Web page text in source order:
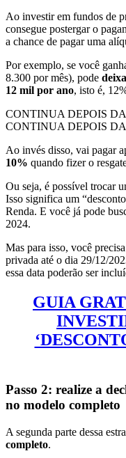
Ao investir em fundos de
consegue postergar o
a chance de pagar uma
Por exemplo, se você
8.300 por mês), pode
12 mil por ano, isto é,
CONTINUA DEPOIS
CONTINUA DEPOIS
Ao invés disso, vai pagar
10% quando fizer o
Ou seja, é possível trocar
Isso significa um
Renda. E você já pode
2024.
Mas para isso, você
privada até o dia 29/12/
essa data poderão ser
GUIA
Passo 2: realize a
no modelo completo
A segunda parte dessa
completo.